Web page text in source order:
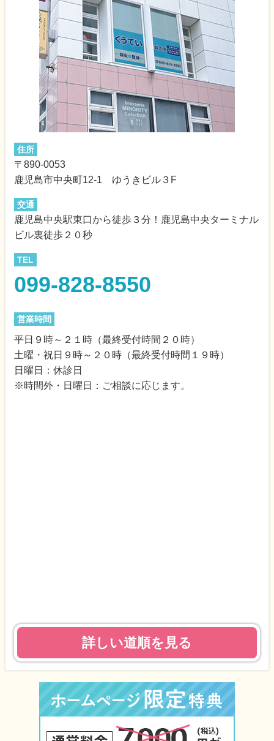
住所
〒890-0053
鹿児島市中央町12-1 ゆうきビル３F
交通
鹿児島中央駅東口から徒歩３分！鹿児島中央ターミナル
ビル裏徒歩２０秒
TEL
099-828-8550
営業時間
平日９時～２１時（最終受付時間２０時）
土曜・祝日９時～２０時（最終受付時間１９時）
日曜日：休診日
※時間外・日曜日：ご相談に応じます。
詳しい道順を見る